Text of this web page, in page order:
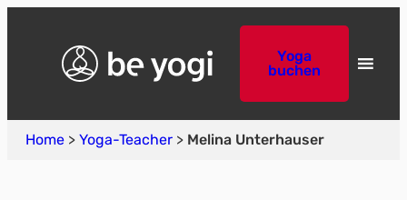
Yoga
buchen
Home > Yoga-Teacher > Melina Unterhauser